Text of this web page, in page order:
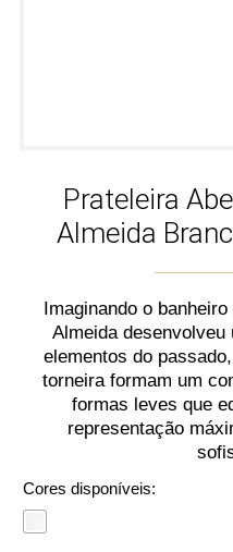
Prateleira
Almeida
Imaginando o
Almeida
elementos do
torneira formam um
formas leves que
representação
Cores disponíveis: